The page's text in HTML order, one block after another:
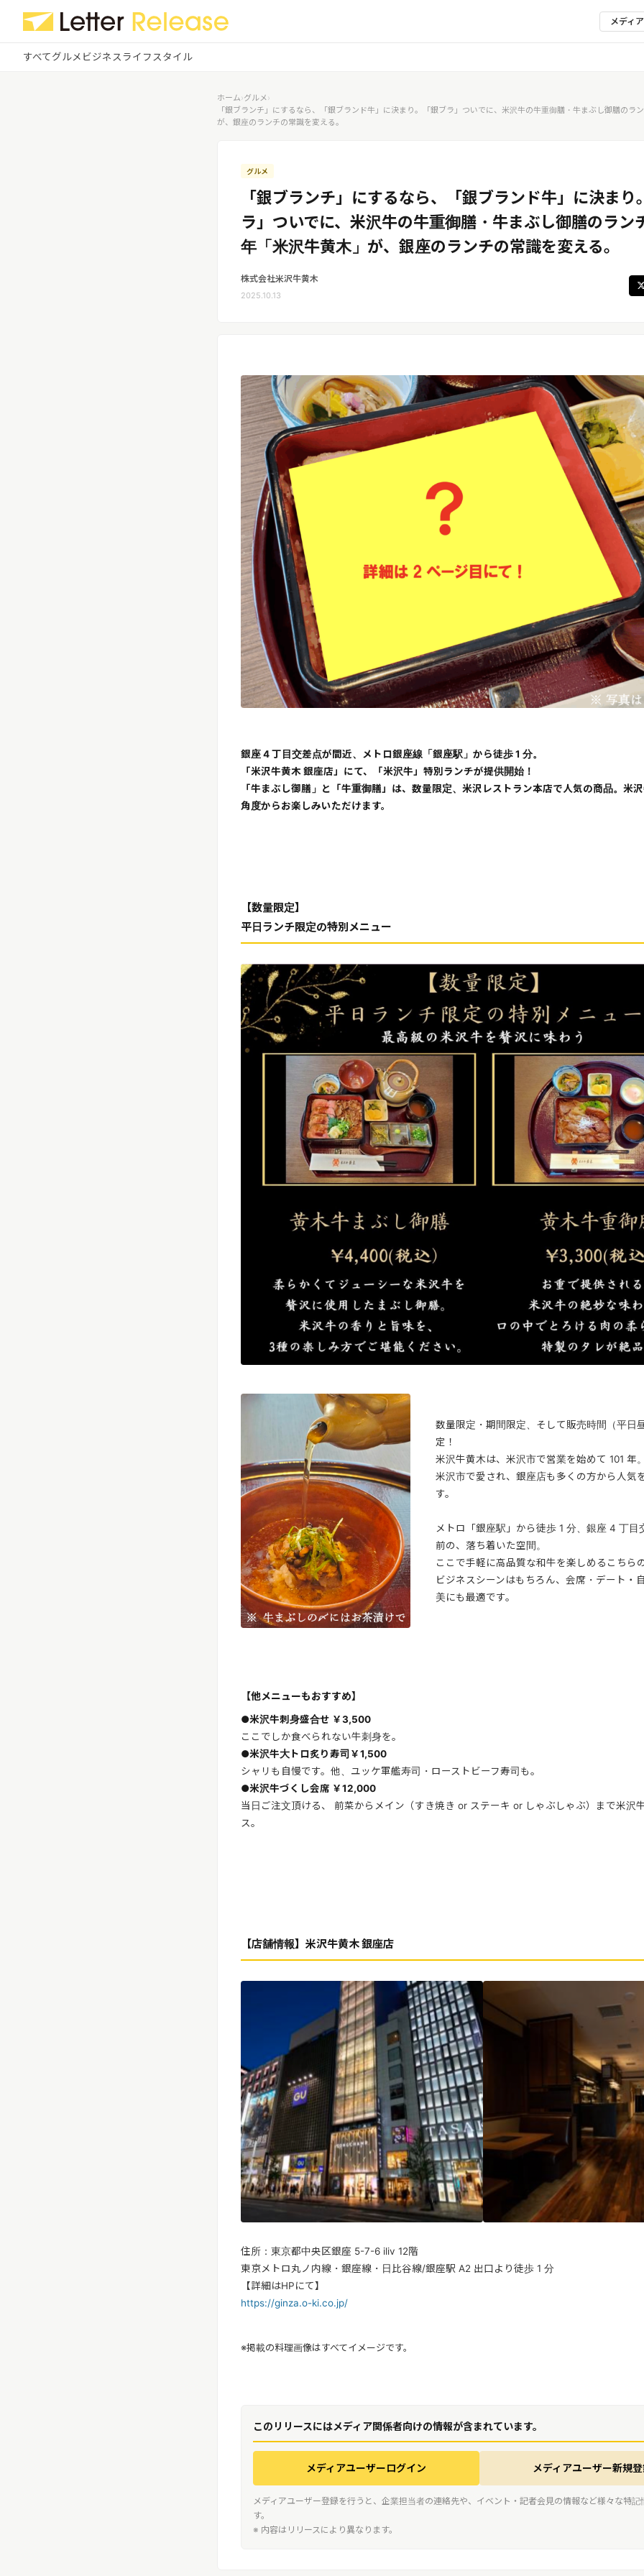
メディ
すべてグルメ ビジネス ライフスタイル
ホーム›グルメ›
「銀ブランチ」にするなら、「銀ブランド牛」に決まり。「銀ブラ」ついでに、米沢牛の牛重御膳・牛まぶし御膳のラ
が、銀座のランチの常識を変える。
グルメ
「銀ブランチ」にするなら、「銀ブランド牛」に決まり
ラ」ついでに、米沢牛の牛重御膳・牛まぶし御膳のラン
年「米沢牛黄木」が、銀座のランチの常識を変える。
株式会社米沢牛黄木
2025.10.13
銀座 4 丁目交差点が間近、メトロ銀座線「銀座駅」から徒歩 1 分。
「米沢牛黄木 銀座店」にて、「米沢牛」特別ランチが提供開始！
「牛まぶし御膳」と「牛重御膳」は、数量限定、米沢レストラン本店で人気の商品。米
角度からお楽しみいただけます。
【数量限定】
平日ランチ限定の特別メニュー
数量限定・期間限定、そして販売時間（平日
定！
米沢牛黄木は、米沢市で営業を始めて 101 年
米沢市で愛され、銀座店も多くの方から人気
す。
メトロ「銀座駅」から徒歩 1 分、銀座 4 丁目
前の、落ち着いた空間。
ここで手軽に高品質な和牛を楽しめるこちら
ビジネスシーンはもちろん、会席・デート・
美にも最適です。
【他メニューもおすすめ】
●米沢牛刺身盛合せ ￥3,500
ここでしか食べられない牛刺身を。
●米沢牛大トロ炙り寿司￥1,500
シャリも自慢です。他、ユッケ軍艦寿司・ローストビーフ寿司も。
●米沢牛づくし会席 ￥12,000
当日ご注文頂ける、 前菜からメイン（すき焼き or ステーキ or しゃぶしゃぶ）まで米沢
ス。
【店舗情報】 米沢牛黄木 銀座店
住所：東京都中央区銀座 5-7-6 iliv 12階
東京メトロ丸ノ内線・銀座線・日比谷線/銀座駅 A2 出口より徒歩 1 分
【詳細はHPにて】
https://ginza.o-ki.co.jp/
※掲載の料理画像はすべてイメージです。
このリリースにはメディア関係者向けの情報が含まれています。
メディアユーザーログイン メディアユーザー新規
メディアユーザー登録を行うと、企業担当者の連絡先や、イベント・記者会見の情報など様々な特記
す。
※ 内容はリリースにより異なります。